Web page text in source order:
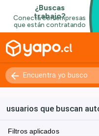
usuarios que buscan
Filtros aplicados